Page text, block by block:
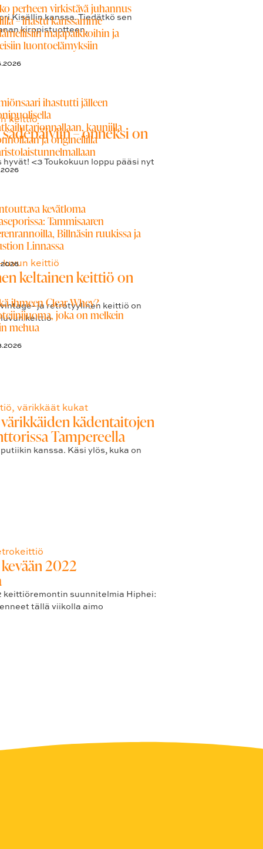
Kisällin kanssa. Tiedätkö sen
kirppistuotteen,
– onneksi on
<3 Toukokuun loppu pääsi nyt
keltainen keittiö on
ja retrotyylinen keittiö on
keittiö
kädentaitojen
Tampereella
kanssa. Käsi ylös, kuka on
2022
suunnitelmia Hiphei:
tällä viikolla aimo
perheen virkistävä juhannus
– ihastu kanssamme
majapaikkoihin ja
luontoelämyksiin
ihastutti jälleen
kauniilla
ja originellilla
kevätloma
Tammisaaren
Billnäsin ruukissa ja
Linnassa
ihmeen Clear Whey?
joka on melkein
mehua